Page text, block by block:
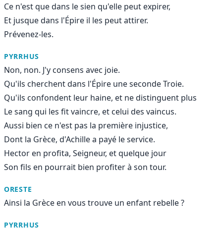
Ce n'est que dans le sien qu'elle peut expirer,
Et jusque dans l'Épire il les peut attirer.
Prévenez-les.
PYRRHUS
Non, non. J'y consens avec joie.
Qu'ils cherchent dans l'Épire une seconde Troie.
Qu'ils confondent leur haine, et ne distinguent plus
Le sang qui les fit vaincre, et celui des vaincus.
Aussi bien ce n'est pas la première injustice,
Dont la Grèce, d'Achille a payé le service.
Hector en profita, Seigneur, et quelque jour
Son fils en pourrait bien profiter à son tour.
ORESTE
Ainsi la Grèce en vous trouve un enfant rebelle ?
PYRRHUS